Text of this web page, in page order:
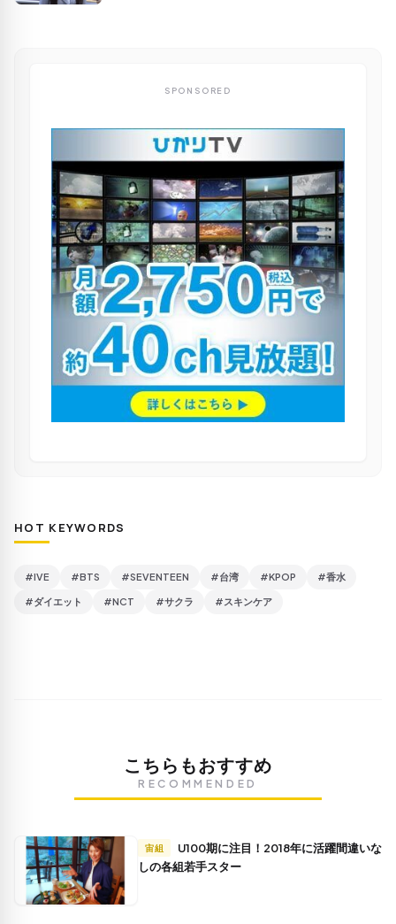
SPONSORED
HOT KEYWORDS
#IVE #BTS #SEVENTEEN #台湾 #KPOP #香水
#ダイエット #NCT #サクラ #スキンケア
こちらもおすすめ
RECOMMENDED
宙組
しの各組若手スター